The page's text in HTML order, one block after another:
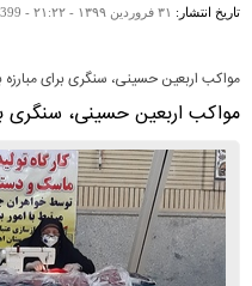
تاریخ انتشار: ۳۱ فروردين ۱۳۹۹ - ۲۱:۲۲ -
مواکب اربعین حسینی، سنگری برای مبارزه
مواکب اربعین حسینی، سنگری